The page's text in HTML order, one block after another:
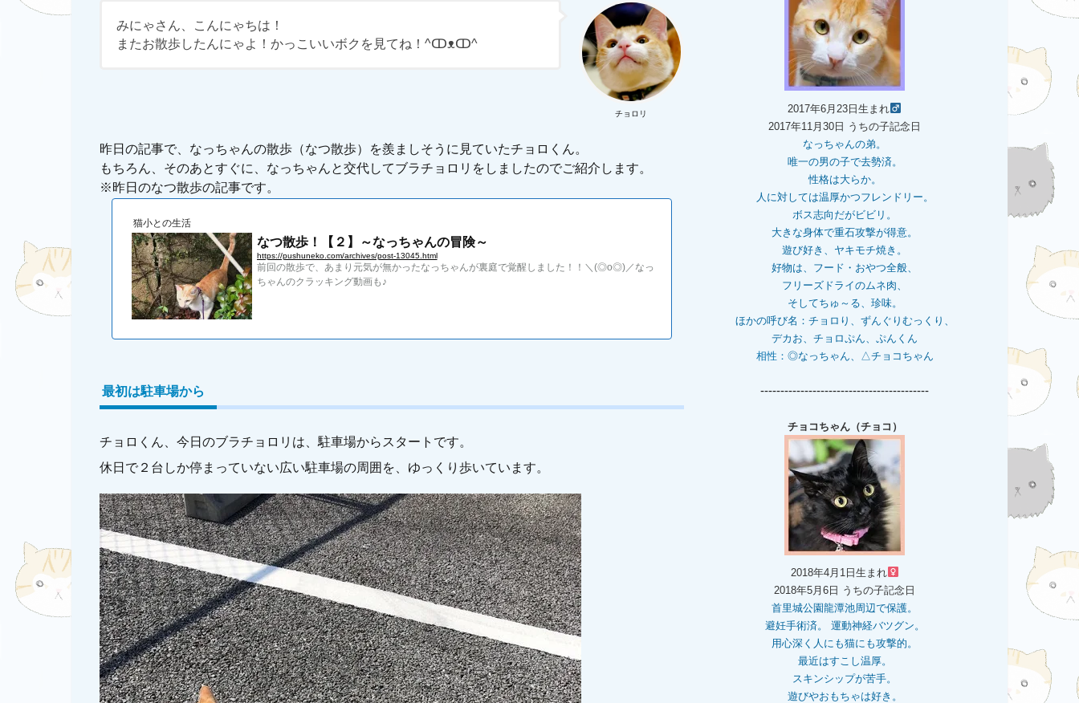
チョロリ
みにゃさん、こんにゃちは！
またお散歩したんにゃよ！かっこいいボクを見てね！^ↀᴥↀ^
昨日の記事で、なっちゃんの散歩（なつ散歩）を羨ましそうに見ていたチョロくん。
もちろん、そのあとすぐに、なっちゃんと交代してブラチョロリをしましたのでご紹介します。
※昨日のなつ散歩の記事です。
猫小との生活
なつ散歩！【２】～なっちゃんの冒険～
https://pushuneko.com/archives/post-13045.html
前回の散歩で、あまり元気が無かったなっちゃんが裏庭で覚醒しました！！＼(◎o◎)／なっ
ちゃんのクラッキング動画も♪
最初は駐車場から
チョロくん、今日のブラチョロリは、駐車場からスタートです。
休日で２台しか停まっていない広い駐車場の周囲を、ゆっくり歩いています。
2017年6月23日生まれ
2017年11月30日 うちの子記念日
なっちゃんの弟。
唯一の男の子で去勢済。
性格は大らか。
人に対しては温厚かつフレンドリー。
ボス志向だがビビリ。
大きな身体で重石攻撃が得意。
遊び好き、ヤキモチ焼き。
好物は、フード・おやつ全般、
フリーズドライのムネ肉、
そしてちゅ～る、珍味。
ほかの呼び名：チョロり、ずんぐりむっくり、
デカお、チョロぷん、ぷんくん
相性： ◎なっちゃん、△チョコちゃん
------------------------------------------
チョコちゃん（チョコ）
2018年4月1日生まれ
2018年5月6日 うちの子記念日
首里城公園龍潭池周辺で保護。
避妊手術済。 運動神経バツグン。
用心深く人にも猫にも攻撃的。
最近はすこし温厚。
スキンシップが苦手。
遊びやおもちゃは好き。